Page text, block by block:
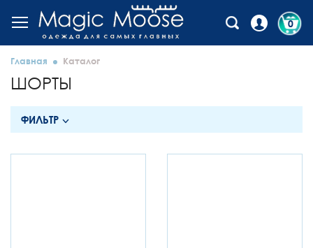
0
Главная Каталог
ШОРТЫ
ФИЛЬТР